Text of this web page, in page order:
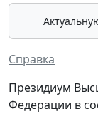
Справка
Президиум
Федерации в